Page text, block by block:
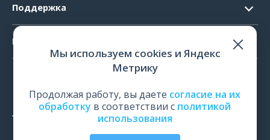
Официальные документы
Поддержка
Системные требования
Поверка и калибровка
Продукты
ЭМГ
ИОМ
Мы используем cookies и Яндекс
Метрику
Продолжая работу, вы даете согласие на их
обработку в соответствии с политикой
использования